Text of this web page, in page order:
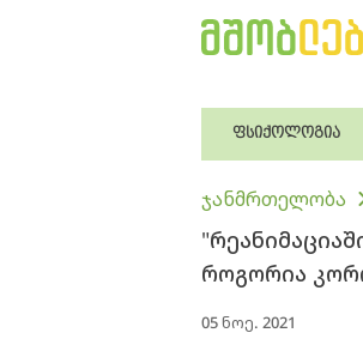
ფსიქოლოგია
ჯანმრთელობა
როგორია
05 ნოე. 2021